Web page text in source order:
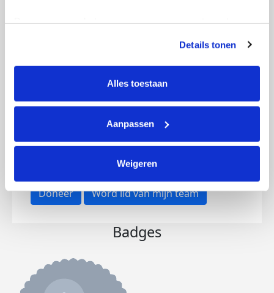
tonen. Je kunt je toestemming op elk moment wijzigen of
intrekken via Cookie instellingen onderaan de pagina. De
lijst met cookies is te vinden in het tabblad “details”.
Details tonen
Alles toestaan
Aanpassen
Weigeren
Ik wil bijdragen aan de transactiekosten
Doneer nu
Opgehaald Streefbedrag
Doneer Word lid van mijn team
Badges